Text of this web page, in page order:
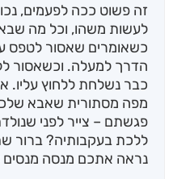
זה פשוט ככה לפעמים,
לעשות משהו, וכל מה
כשאומרים שאסור
הדרך למעלה. וכשאסור
כבר נשלחת ללחוץ עליו.
מפה מסתורית שאבא
פגשתם – צייר לפני
ללכת בעקבותיה? ברור
נראה אתכם מנסה מנסים